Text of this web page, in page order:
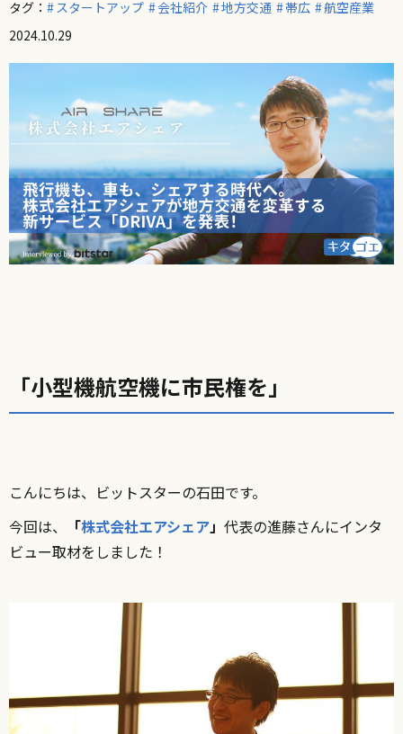
タグ：
スタートアップ 会社紹介 地方交通 帯広
航空産業
2024.10.29
「小型機航空機に市民権を」
こんにちは、ビットスターの石田です。
今回は、
「株式会社エアシェア」 代表の進藤さんにインタ
ビュー取材をしました！